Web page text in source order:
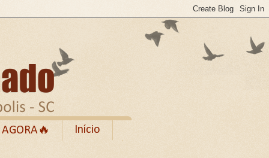
Início